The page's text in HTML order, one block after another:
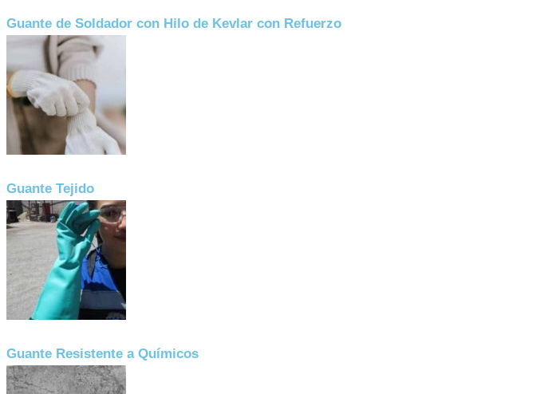
Guante de Soldador con Hilo de Kevlar con Refuerzo
Guante Tejido
Guante Resistente a Químicos